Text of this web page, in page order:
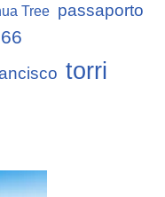
Tree passaporto
torri